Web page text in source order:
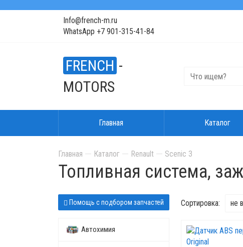
Info@french-m.ru
WhatsApp +7 901-315-41-84
FRENCH -
MOTORS
Главная Каталог
Главная Каталог Renault Scenic 3
Топливная система,
Помощь с подбором запчастей
Автохимия
Сортировка: не